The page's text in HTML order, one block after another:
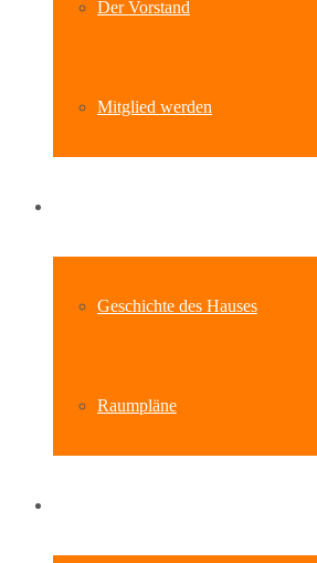
Der Vorstand
Mitglied werden
Geschichte des Hauses
Raumpläne